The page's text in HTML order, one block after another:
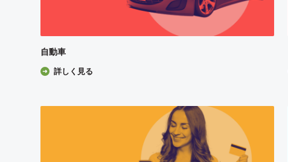
自動車
詳しく見る